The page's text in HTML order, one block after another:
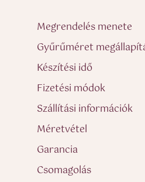
Megrendelés menete
Gyűrűméret
Készítési idő
Fizetési módok
Szállítási információk
Méretvétel
Garancia
Csomagolás